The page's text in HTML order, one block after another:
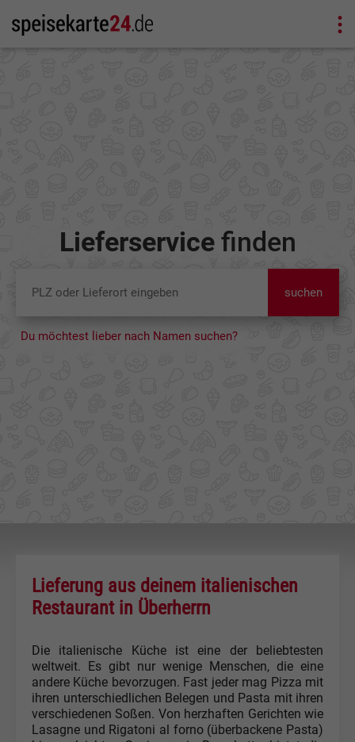
Lieferservicefinden
suchen
Du möchtest lieber nach Namen suchen?
Lieferung aus deinem italienischen
Restaurant in Überherrn
Die italienische Küche ist eine der beliebtesten
weltweit. Es gibt nur wenige Menschen, die eine
andere Küche bevorzugen. Fast jeder mag Pizza mit
ihren unterschiedlichen Belegen und Pasta mit ihren
verschiedenen Soßen. Von herzhaften Gerichten wie
Lasagne und Rigatoni al forno (überbackene Pasta)